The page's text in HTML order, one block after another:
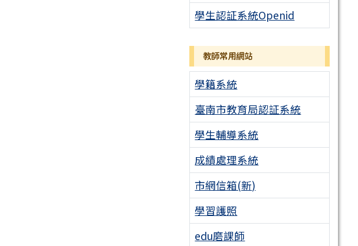
學生認証系統Openid
教師常用網站
學籍系統
臺南市教育局認証系統
學生輔導系統
成績處理系統
市網信箱(新)
學習護照
edu磨課師